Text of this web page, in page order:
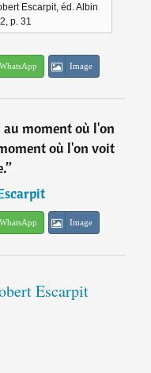
Escarpit, éd. Albin
p. 31
WhatsApp Image
au moment où l'on
où l'on voit
”
WhatsApp Image
Escarpit